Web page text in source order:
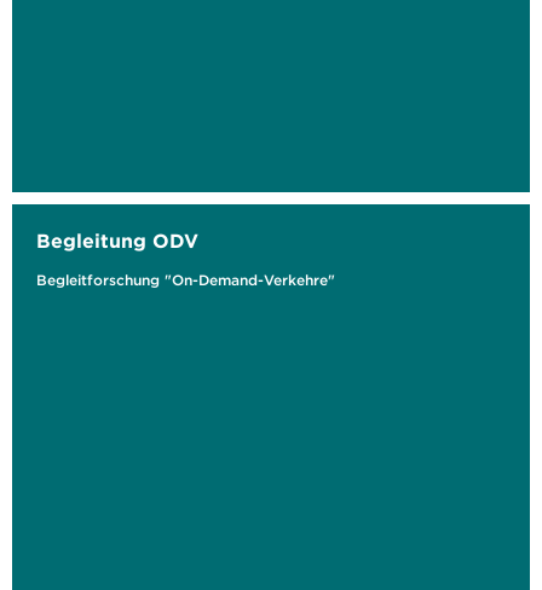
Begleitung ODV
Begleitforschung "On-Demand-Verkehre"